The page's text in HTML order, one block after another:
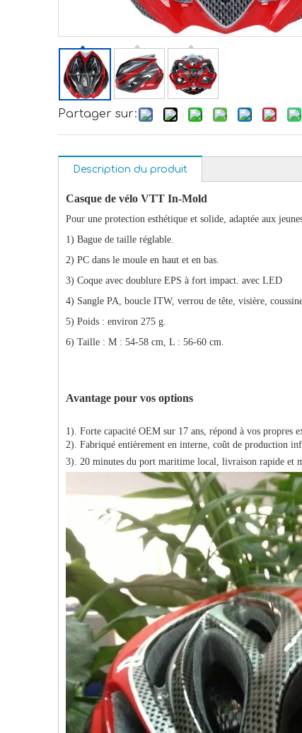
Partager sur:
Description du produit
Casque de vélo VTT In-Mold
Pour une protection esthétique et solide, adaptée aux
1) Bague de taille réglable.
2) PC dans le moule en haut et en bas.
3) Coque avec doublure EPS à fort impact. avec LED
4) Sangle PA, boucle ITW, verrou de tête, visière,
5) Poids : environ 275 g.
6) Taille : M : 54-58 cm, L : 56-60 cm.
Avantage pour vos options
1). Forte capacité OEM sur 17 ans, répond à vos propres
2). Fabriqué entièrement en interne, coût de production
3). 20 minutes du port maritime local, livraison rapide et